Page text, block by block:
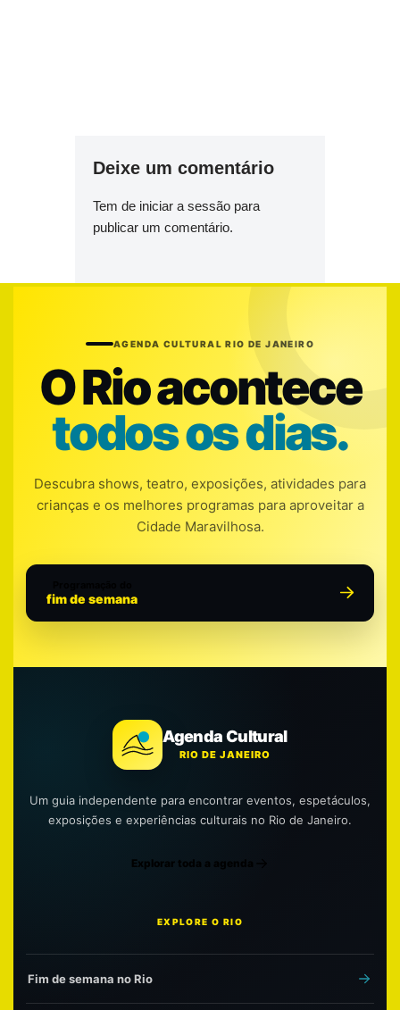
Deixe um comentário
Tem de iniciar a sessão para
publicar um comentário.
AGENDA CULTURAL RIO DE JANEIRO
O Rio acontece
todos os dias.
Descubra shows, teatro, exposições, atividades para
crianças e os melhores programas para aproveitar a
Cidade Maravilhosa.
fim de semana
Agenda Cultural
RIO DE JANEIRO
Um guia independente para encontrar eventos, espetáculos,
exposições e experiências culturais no Rio de Janeiro.
Explorar toda a agenda
EXPLORE O RIO
Fim de semana no Rio